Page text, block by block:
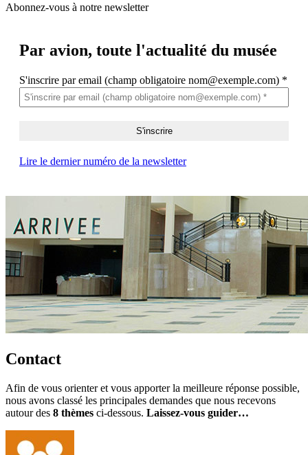
Abonnez-vous à notre newsletter
Par avion, toute l'actualité du musée
S'inscrire par email (champ obligatoire nom@exemple.com) *
Lire le dernier numéro de la newsletter
Contact
Afin de vous orienter et vous apporter la meilleure réponse possible,
nous avons classé les principales demandes que nous recevons
autour des 8 thèmes ci-dessous. Laissez-vous guider…